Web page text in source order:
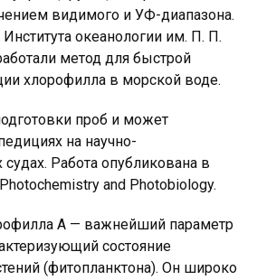
видимого и УФ-диапазона.
океанологии им. П. П.
метод для быстрой
хлорофилла в морской воде.
проб и может
на научно-
судах. Работа опубликована в
and Photobiology.
A — важнейший параметр
состояние
(фитопланктона). Он широко